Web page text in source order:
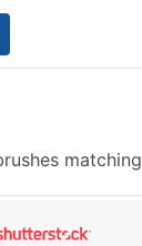
matching